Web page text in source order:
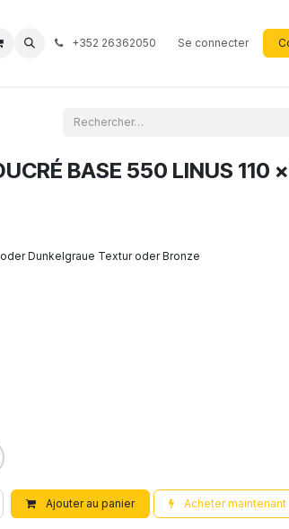
+352 26362050 Se connecter
BASE 550 LINUS 110
Dunkelgraue Textur oder Bronze
Ajouter au panier Acheter maintenant